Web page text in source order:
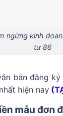
ngừng kinh
tư 86
bản đăng
hiện nay
mẫu đơn